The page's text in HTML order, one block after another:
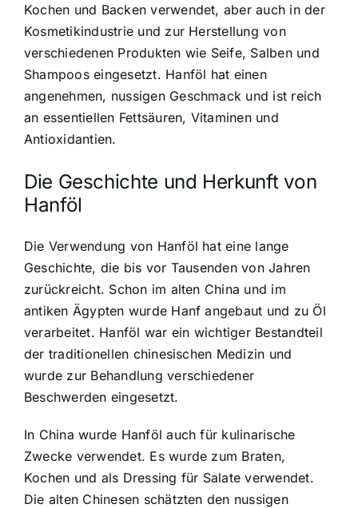
Kochen und Backen verwendet, aber auch in der
Kosmetikindustrie und zur Herstellung von
verschiedenen Produkten wie Seife, Salben und
Shampoos eingesetzt. Hanföl hat einen
angenehmen, nussigen Geschmack und ist reich
an essentiellen Fettsäuren, Vitaminen und
Antioxidantien.
Die Geschichte und Herkunft von
Hanföl
Die Verwendung von Hanföl hat eine lange
Geschichte, die bis vor Tausenden von Jahren
zurückreicht. Schon im alten China und im
antiken Ägypten wurde Hanf angebaut und zu Öl
verarbeitet. Hanföl war ein wichtiger Bestandteil
der traditionellen chinesischen Medizin und
wurde zur Behandlung verschiedener
Beschwerden eingesetzt.
In China wurde Hanföl auch für kulinarische
Zwecke verwendet. Es wurde zum Braten,
Kochen und als Dressing für Salate verwendet.
Die alten Chinesen schätzten den nussigen